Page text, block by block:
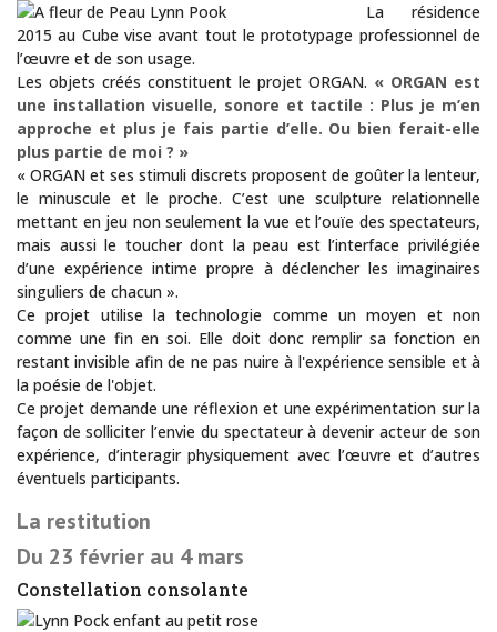
La résidence
2015 au Cube vise avant tout le prototypage professionnel de
l’œuvre et de son usage.
Les objets créés constituent le projet ORGAN. « ORGAN est
une installation visuelle, sonore et tactile : Plus je m’en
approche et plus je fais partie d’elle. Ou bien ferait-elle
plus partie de moi ? »
« ORGAN et ses stimuli discrets proposent de goûter la lenteur,
le minuscule et le proche. C’est une sculpture relationnelle
mettant en jeu non seulement la vue et l’ouïe des spectateurs,
mais aussi le toucher dont la peau est l’interface privilégiée
d’une expérience intime propre à déclencher les imaginaires
singuliers de chacun ».
Ce projet utilise la technologie comme un moyen et non
comme une fin en soi. Elle doit donc remplir sa fonction en
restant invisible afin de ne pas nuire à l'expérience sensible et à
la poésie de l'objet.
Ce projet demande une réflexion et une expérimentation sur la
façon de solliciter l’envie du spectateur à devenir acteur de son
expérience, d’interagir physiquement avec l’œuvre et d’autres
éventuels participants.
La restitution
Du 23 février au 4 mars
Constellation consolante